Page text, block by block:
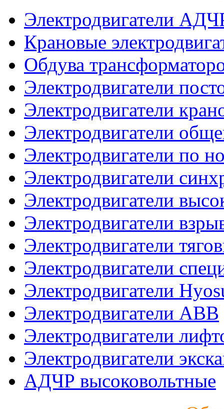
Электродвигатели
Крановые
Обдува
Электродвигатели
Электродвигатели
Электродвигатели
Электродвигатели по
Электродвигатели
Электродвигатели
Электродвигатели
Электродвигатели
Электродвигатели
Электродвигатели
Электродвигатели ABB
Электродвигатели
Электродвигатели
АДЧР высоковольтные